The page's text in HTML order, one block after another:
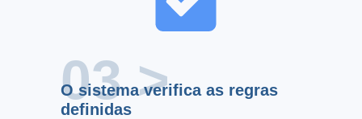
03 >
O sistema verifica as regras
definidas